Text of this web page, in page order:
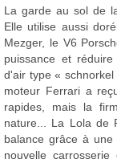
La garde au sol de
Elle utilise aussi
Mezger, le V6
puissance et
d'air type «
moteur Ferrari a
rapides, mais la
nature... La Lola de
balance grâce à
nouvelle